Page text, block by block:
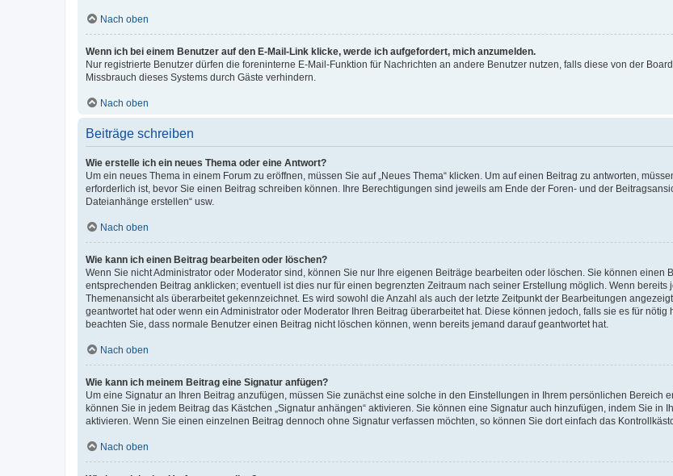
Nach oben
Wenn ich bei einem Benutzer auf den E-Mail-Link klicke, werde ich aufgefordert, mich anzumelden.
Nur registrierte Benutzer dürfen die foreninterne E-Mail-Funktion für Nachrichten an andere Benutzer nutzen, falls diese von der
Missbrauch dieses Systems durch Gäste verhindern.
Nach oben
Beiträge schreiben
Wie erstelle ich ein neues Thema oder eine Antwort?
Um ein neues Thema in einem Forum zu eröffnen, müssen Sie auf „Neues Thema“ klicken. Um auf einen Beitrag zu antworten,
erforderlich ist, bevor Sie einen Beitrag schreiben können. Ihre Berechtigungen sind jeweils am Ende der Foren- und der
Dateianhänge erstellen“ usw.
Nach oben
Wie kann ich einen Beitrag bearbeiten oder löschen?
Wenn Sie nicht Administrator oder Moderator sind, können Sie nur Ihre eigenen Beiträge bearbeiten oder löschen. Sie können einen
entsprechenden Beitrag anklicken; eventuell ist dies nur für einen begrenzten Zeitraum nach seiner Erstellung möglich. Wenn
Themenansicht als überarbeitet gekennzeichnet. Es wird sowohl die Anzahl als auch der letzte Zeitpunkt der Bearbeitungen
geantwortet hat oder wenn ein Administrator oder Moderator Ihren Beitrag überarbeitet hat. Diese können jedoch, falls sie es für
beachten Sie, dass normale Benutzer einen Beitrag nicht löschen können, wenn bereits jemand darauf geantwortet hat.
Nach oben
Wie kann ich meinem Beitrag eine Signatur anfügen?
Um eine Signatur an Ihren Beitrag anzufügen, müssen Sie zunächst eine solche in den Einstellungen in Ihrem persönlichen Bereich
können Sie in jedem Beitrag das Kästchen „Signatur anhängen“ aktivieren. Sie können eine Signatur auch hinzufügen, indem Sie
aktivieren. Wenn Sie einen einzelnen Beitrag dennoch ohne Signatur verfassen möchten, so können Sie dort einfach das
Nach oben